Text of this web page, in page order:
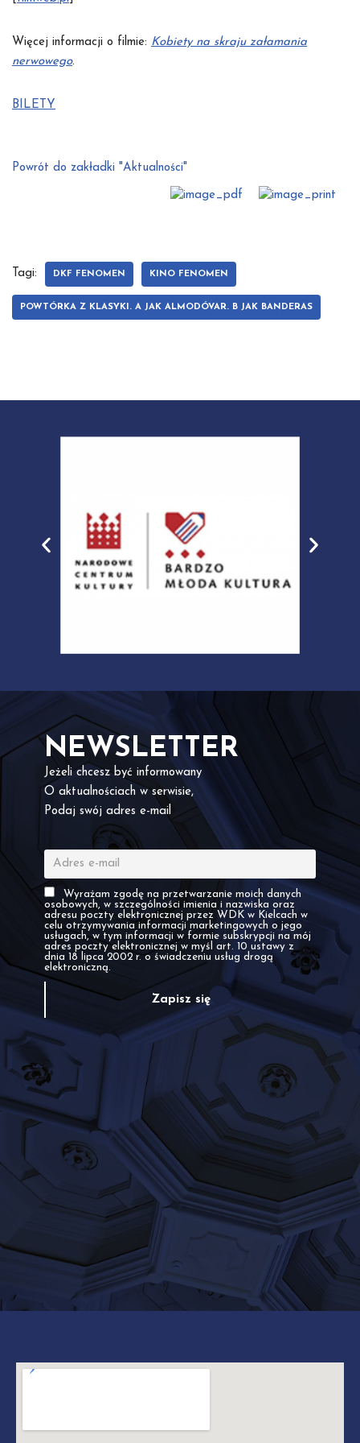
Więcej informacji o filmie: Kobiety na skraju załamania
nerwowego.
BILETY
Powrót do zakładki "Aktualności"
Tagi: DKF FENOMEN KINO FENOMEN
POWTÓRKA Z KLASYKI. A JAK ALMODÓVAR. B JAK BANDERAS
NEWSLETTER
Jeżeli chcesz być informowany
O aktualnościach w serwisie,
Podaj swój adres e-mail
Wyrażam zgodę na przetwarzanie moich danych
osobowych, w szczególności imienia i nazwiska oraz
adresu poczty elektronicznej przez WDK w Kielcach w
celu otrzymywania informacji marketingowych o jego
usługach, w tym informacji w formie subskrypcji na mój
adres poczty elektronicznej w myśl art. 10 ustawy z
dnia 18 lipca 2002 r. o świadczeniu usług drogą
elektroniczną.